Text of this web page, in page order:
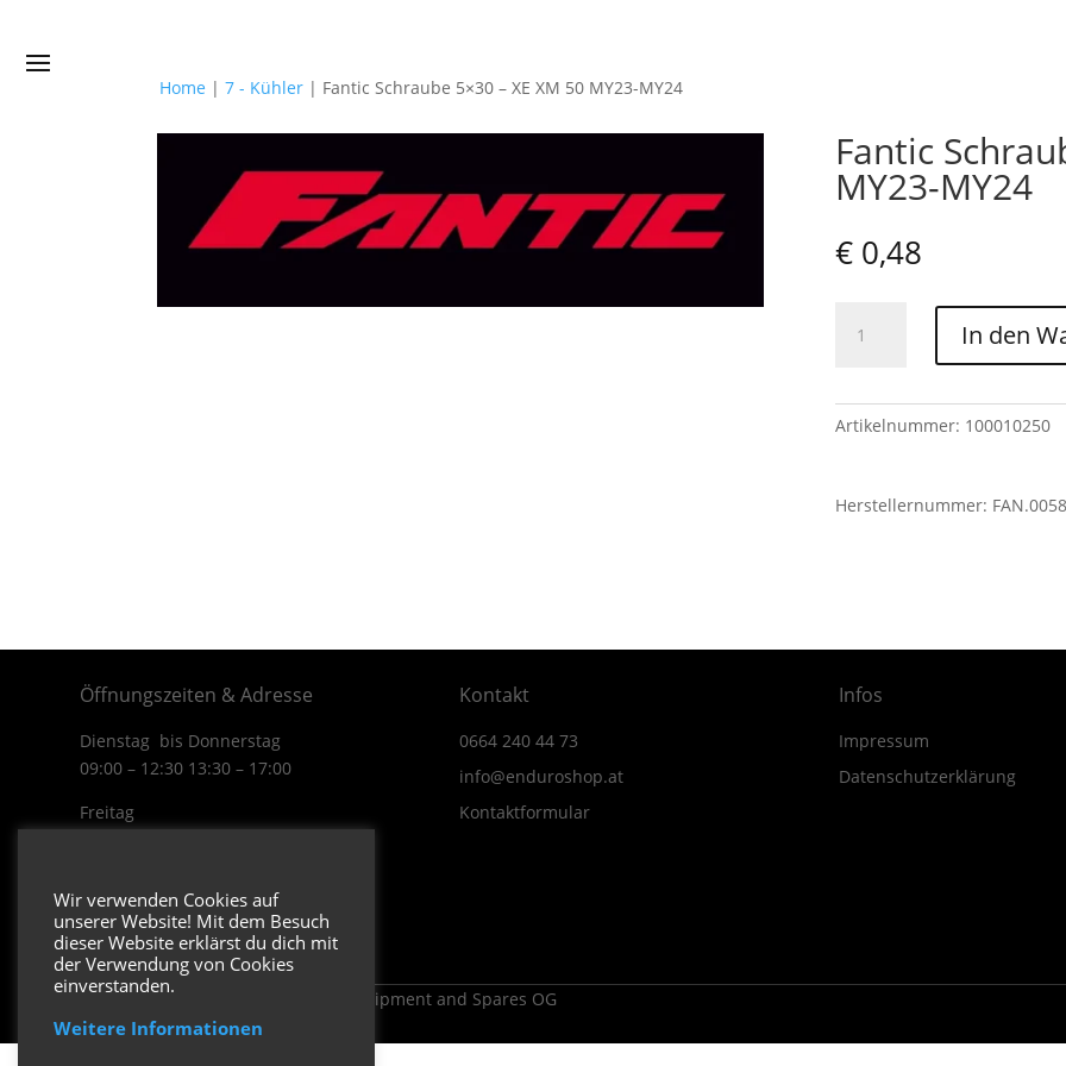
Home |7 - Kühler | Fantic Schraube 5×30 – XE XM 50 MY23-MY24
Fantic
MY23-MY24
€0,48
Schraube
XE
MY23-
In den
Artikelnummer: 100010250
Herstellernummer:
Öffnungszeiten & Adresse
Dienstag bis Donnerstag
09:00 – 12:30 13:30 – 17:00
Freitag
3170 Hainfeld
In Google Maps öffnen.
Kontakt
0664 240 44 73
info@enduroshop.at
Kontaktformular
Infos
Impressum
Datenschutzerklärung
Copyright 2026 ENDUROSHOP.at Equipment and Spares OG
Wir verwenden Cookies auf
unserer Website! Mit dem Besuch
dieser Website erklärst du dich mit
der Verwendung von Cookies
einverstanden.
Weitere Informationen